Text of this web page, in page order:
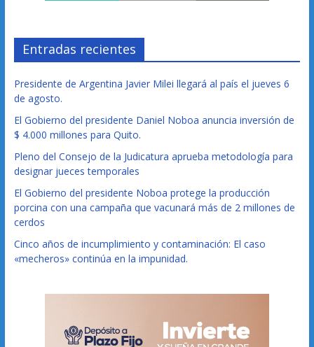
Entradas recientes
Presidente de Argentina Javier Milei llegará al país el jueves 6
de agosto.
El Gobierno del presidente Daniel Noboa anuncia inversión de
$ 4.000 millones para Quito.
Pleno del Consejo de la Judicatura aprueba metodología para
designar jueces temporales
El Gobierno del presidente Noboa protege la producción
porcina con una campaña que vacunará más de 2 millones de
cerdos
Cinco años de incumplimiento y contaminación: El caso
«mecheros» continúa en la impunidad.